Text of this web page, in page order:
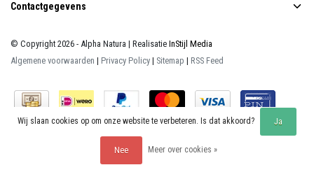
Contactgegevens
© Copyright 2026 - Alpha Natura | Realisatie InStijl Media
Algemene voorwaarden | Privacy Policy | Sitemap | RSS Feed
Wij slaan cookies op om onze website te verbeteren. Is dat akkoord? Ja
Nee Meer over cookies »